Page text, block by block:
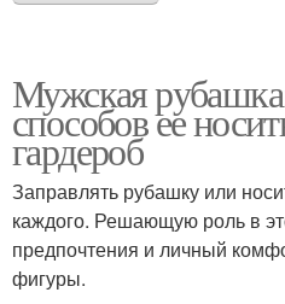
Мужская
способов ее
гардероб
Заправлять рубашку или
каждого. Решающую роль в
предпочтения и личный
фигуры.